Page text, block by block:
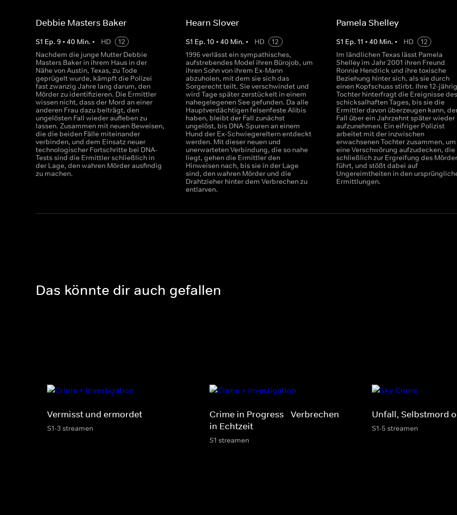
Debbie Masters Baker
S1 Ep. 9 • 40 Min. • HD
12
Nachdem die junge Mutter Debbie
Masters Baker in ihrem Haus in der
Nähe von Austin, Texas, zu Tode
geprügelt wurde, kämpft die Polizei
fast zwanzig Jahre lang darum, den
Mörder zu identifizieren. Die Ermittler
wissen nicht, dass der Mord an einer
anderen Frau dazu beiträgt, den
ungelösten Fall wieder aufleben zu
lassen. Zusammen mit neuen Beweisen,
die die beiden Fälle miteinander
verbinden, und dem Einsatz neuer
technologischer Fortschritte bei DNA-
Tests sind die Ermittler schließlich in
der Lage, den wahren Mörder ausfindig
zu machen.
Hearn Slover
S1 Ep.10 •40 Min. • HD
12
1996 verlässt ein sympathisches,
aufstrebendes Model ihren Bürojob, um
ihren Sohn von ihrem Ex-Mann
abzuholen, mit dem sie sich das
Sorgerecht teilt. Sie verschwindet und
wird Tage später zerstückelt in einem
nahegelegenen See gefunden. Da alle
Hauptverdächtigen felsenfeste Alibis
haben, bleibt der Fall zunächst
ungelöst, bis DNA-Spuren an einem
Hund der Ex-Schwiegereltern entdeckt
werden. Mit dieser neuen und
unerwarteten Verbindung, die so nahe
liegt, gehen die Ermittler den
Hinweisen nach, bis sie in der Lage
sind, den wahren Mörder und die
Drahtzieher hinter dem Verbrechen zu
entlarven.
Pamela Shelley
S1 Ep. 11 • 40 Min. • HD
12
Im ländlichen Texas lässt Pamela
Shelley im Jahr 2001 ihren Freund
Ronnie Hendrick und ihre toxische
Beziehung hinter sich, als sie durch
einen Kopfschuss stirbt. Ihre 12-
Tochter hinterfragt die Ereignisse des
schicksalhaften Tages, bis sie die
Ermittler davon überzeugen kann,
Fall über ein Jahrzehnt später wieder
aufzunehmen. Ein eifriger Polizist
arbeitet mit der inzwischen
erwachsenen Tochter zusammen, um
eine Verschwörung aufzudecken, die
schließlich zur Ergreifung des
führt, und stößt dabei auf
Ungereimtheiten in den
Ermittlungen.
Das könnte dir auch gefallen
Vermisst und ermordet
S1-3 streamen
Crime in Progress - Verbrechen
in Echtzeit
S1 streamen
Unfall, Selbstmord
S1-5 streamen